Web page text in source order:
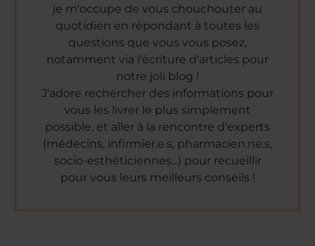
je m'occupe de vous chouchouter au
quotidien en répondant à toutes les
questions que vous vous posez,
notamment via l'écriture d'articles pour
notre joli blog !
J'adore rechercher des informations pour
vous les livrer le plus simplement
possible, et aller à la rencontre d'experts
(médecins, infirmier.e.s, pharmacien.ne.s,
socio-esthéticiennes...) pour recueillir
pour vous leurs meilleurs conseils !